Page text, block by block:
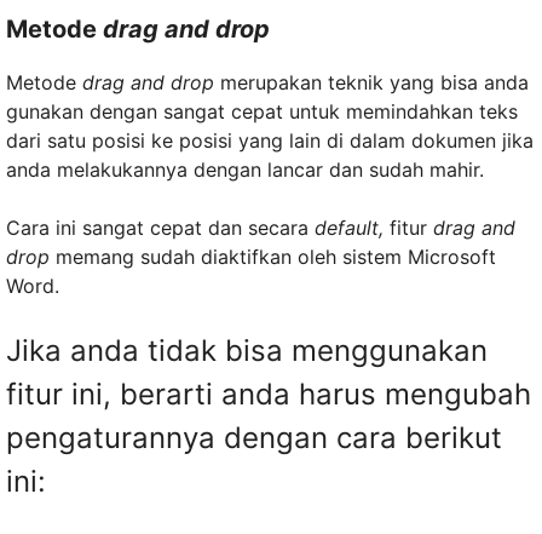
Metode drag and drop
Metode drag and drop merupakan teknik yang bisa anda
gunakan dengan sangat cepat untuk memindahkan teks
dari satu posisi ke posisi yang lain di dalam dokumen jika
anda melakukannya dengan lancar dan sudah mahir.
Cara ini sangat cepat dan secara default, fitur drag and
drop memang sudah diaktifkan oleh sistem Microsoft
Word.
Jika anda tidak bisa menggunakan
fitur ini, berarti anda harus mengubah
pengaturannya dengan cara berikut
ini: